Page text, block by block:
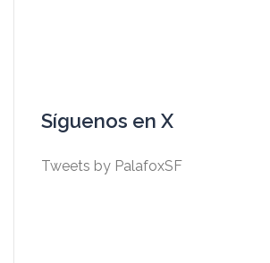
Síguenos en X
Tweets by PalafoxSF